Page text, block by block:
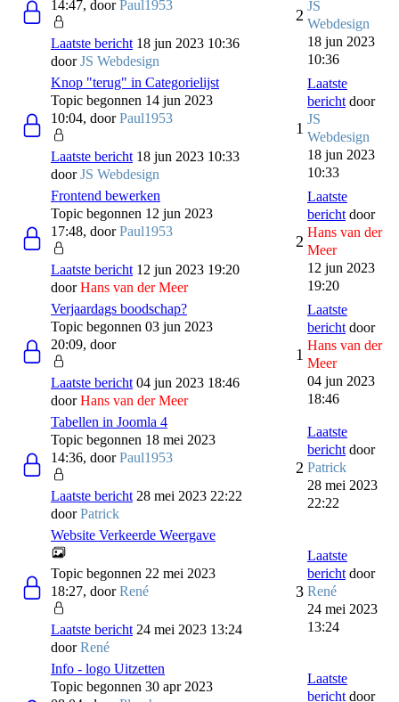
14:47, doorPaul1953
Laatste bericht 18 jun 2023 10:36
doorJS Webdesign
2
JS
Webdesign
18 jun 2023
10:36
Knop "terug" in Categorielijst
Topic begonnen 14 jun 2023
10:04, doorPaul1953
Laatste bericht 18 jun 2023 10:33
doorJS Webdesign
1
Laatste
bericht door
JS
Webdesign
18 jun 2023
10:33
Frontend bewerken
Topic begonnen 12 jun 2023
17:48, doorPaul1953
Laatste bericht 12 jun 2023 19:20
doorHans van der Meer
2
Laatste
bericht door
Hans van der
Meer
12 jun 2023
19:20
Verjaardags boodschap?
Topic begonnen 03 jun 2023
20:09, door
Laatste bericht 04 jun 2023 18:46
doorHans van der Meer
1
Laatste
bericht door
Hans van der
Meer
04 jun 2023
18:46
Tabellen in Joomla 4
Topic begonnen 18 mei 2023
14:36, doorPaul1953
Laatste bericht 28 mei 2023 22:22
doorPatrick
2
Laatste
bericht door
Patrick
28 mei 2023
22:22
Website Verkeerde Weergave
Topic begonnen 22 mei 2023
18:27, doorRené
Laatste bericht 24 mei 2023 13:24
doorRené
3
Laatste
bericht door
René
24 mei 2023
13:24
Info - logo Uitzetten
Topic begonnen 30 apr 2023
Laatste
bericht door